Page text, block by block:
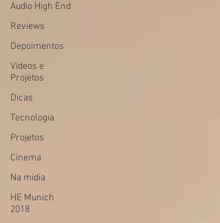
Audio High End
Reviews
Depoimentos
Videos e
Projetos
Dicas
Tecnologia
Projetos
Cinema
Na mídia
HE Munich
2018